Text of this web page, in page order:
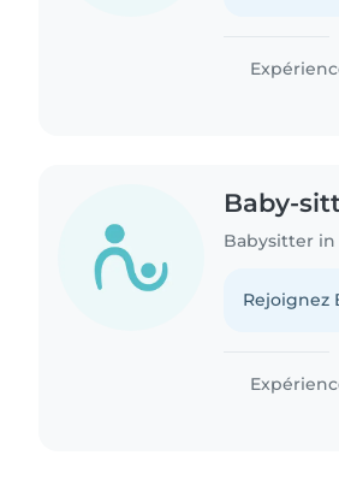
Baby-
Babysitter in
Rejoignez